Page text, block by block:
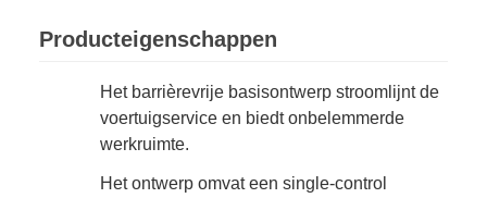
Producteigenschappen
Het barrièrevrije basisontwerp stroomlijnt de
voertuigservice en biedt onbelemmerde
werkruimte.
Het ontwerp omvat een single-control